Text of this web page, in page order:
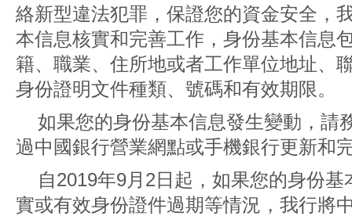
絡新型違法犯罪，保證您的資金安全，
本信息核實和完善工作，身份基本信息
籍、職業、住所地或者工作單位地址、
身份證明文件種類、號碼和有效期限。
如果您的身份基本信息發生變動，請
過中國銀行營業網點或手機銀行更新和
自2019年9月2日起，如果您的身份
實或有效身份證件過期等情況，我行將